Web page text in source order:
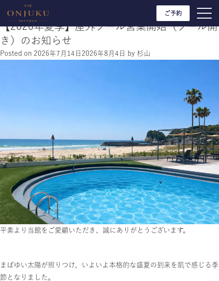
Skip to content
ご予約
カテゴリー:
【2026年夏季】屋外プール営業開始（プール開
き）のお知らせ
Posted on 2026年7月14日 2026年8月4日 by 杉山
平素より当館をご愛顧いただき、誠にありがとうございます。
まばゆい太陽が照りつけ、いよいよ本格的な盛夏の到来を肌で感じる季
節となりました。